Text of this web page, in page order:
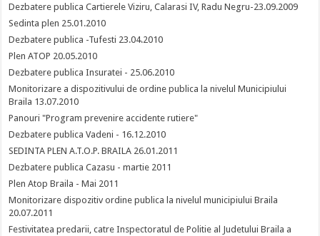
Dezbatere publica Cartierele Viziru, Calarasi IV, Radu Negru-23.09.2009
Sedinta plen 25.01.2010
Dezbatere publica -Tufesti 23.04.2010
Plen ATOP 20.05.2010
Dezbatere publica Insuratei - 25.06.2010
Monitorizare a dispozitivului de ordine publica la nivelul Municipiului
Braila 13.07.2010
Panouri "Program prevenire accidente rutiere"
Dezbatere publica Vadeni - 16.12.2010
SEDINTA PLEN A.T.O.P. BRAILA 26.01.2011
Dezbatere publica Cazasu - martie 2011
Plen Atop Braila - Mai 2011
Monitorizare dispozitiv ordine publica la nivelul municipiului Braila
20.07.2011
Festivitatea predarii, catre Inspectoratul de Politie al Judetului Braila a